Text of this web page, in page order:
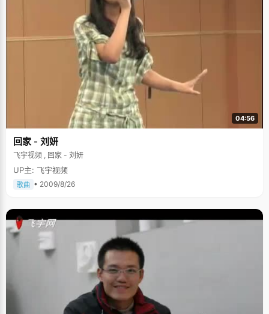
04:56
回家 - 刘妍
飞宇视频 , 回家 - 刘妍
UP主: 飞宇视频
歌曲 • 2009/8/26